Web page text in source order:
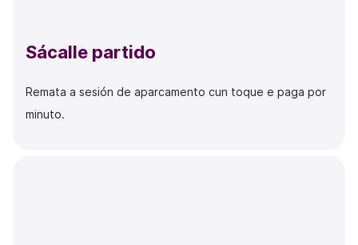
Sácalle partido
Remata a sesión de aparcamento cun toque e paga por
minuto.